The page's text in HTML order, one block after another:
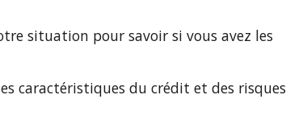
situation pour savoir si vous avez les
caractéristiques du crédit et des risques